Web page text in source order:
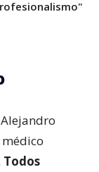
Alejandro
Todos